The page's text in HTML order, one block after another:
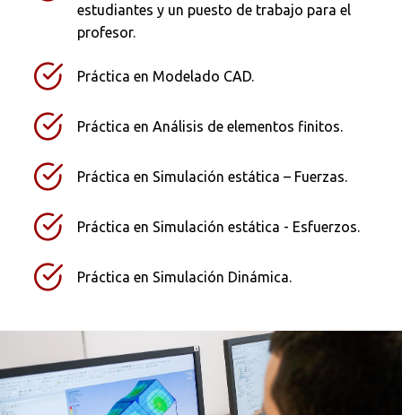
estudiantes y un puesto de trabajo para el
profesor.
Práctica en Modelado CAD.
Práctica en Análisis de elementos finitos.
Práctica en Simulación estática – Fuerzas.
Práctica en Simulación estática - Esfuerzos.
Práctica en Simulación Dinámica.